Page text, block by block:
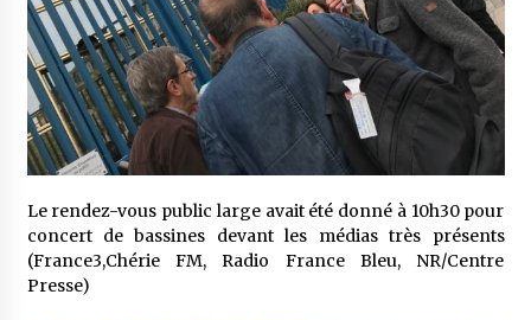
Le rendez-vous public large avait été donné à 10h30 pour
concert de bassines devant les médias très présents
(France3,Chérie FM, Radio France Bleu, NR/Centre
Presse)